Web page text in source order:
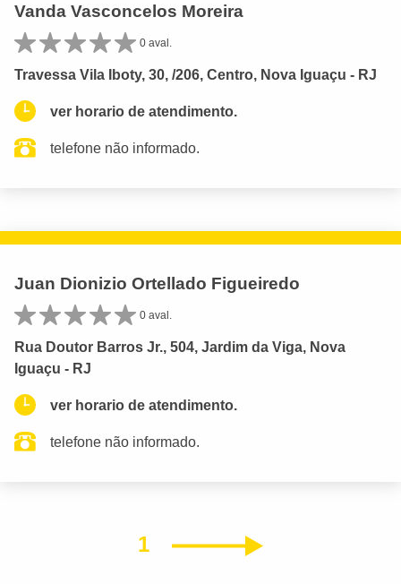
Vanda Vasconcelos Moreira
0 aval.
Travessa Vila Iboty, 30, /206, Centro, Nova Iguaçu - RJ
ver horario de atendimento.
telefone não informado.
Juan Dionizio Ortellado Figueiredo
0 aval.
Rua Doutor Barros Jr., 504, Jardim da Viga, Nova
Iguaçu - RJ
ver horario de atendimento.
telefone não informado.
1 Próximo